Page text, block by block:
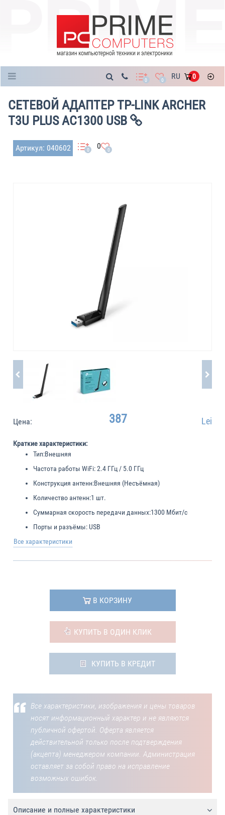
0 0 RU 0
СЕТЕВОЙ АДАПТЕР TP-LINK ARCHER
T3U PLUS AC1300 USB
Артикул: 040602 0 0 0
Цена: 387 Lei
Краткие характеристики:
Тип:Внешняя
Частота работы WiFi:2.4 ГГц / 5.0 ГГц
Конструкция антенн:Внешняя (Несъёмная)
Количество антенн:1 шт.
Суммарная скорость передачи данных:1300 Мбит/с
Порты и разъёмы: USB
Все характеристики
В КОРЗИНУ
КУПИТЬ В ОДИН КЛИК
КУПИТЬ В КРЕДИТ
Все характеристики, изображения и цены товаров
носят информационный характер и не являются
публичной офертой. Оферта является
действительной только после подтверждения
(акцепта) менеджером компании. Администрация
оставляет за собой право на исправление
возможных ошибок.
Описание и полные характеристики